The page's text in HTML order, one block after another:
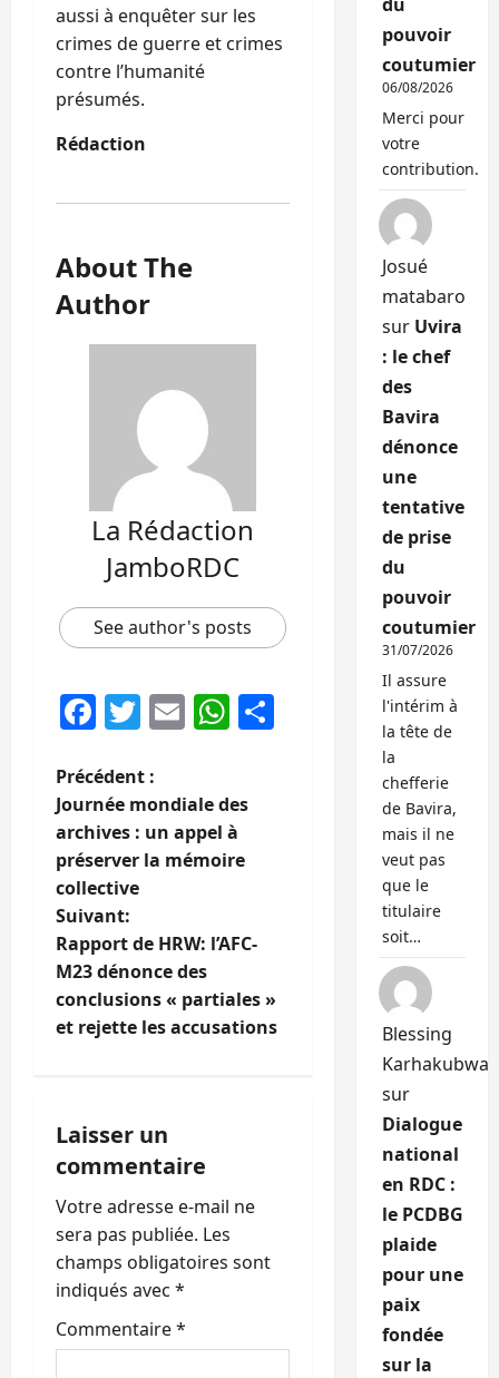
aussi à enquêter sur les
crimes de guerre et crimes
contre l’humanité
présumés.
Rédaction
About The
Author
La Rédaction
JamboRDC
See author's posts
Facebook
Twitter
EmailWhatsApp
Partager
N
a
v
i
g
a
o
n
d
’
a
Précédent :
Journée mondiale des
archives : un appel à
préserver la mémoire
collective
Suivant:
Rapport de HRW: l’AFC-
M23 dénonce des
conclusions « partiales »
et rejette les accusations
Laisser un
commentaire
Votre adresse e-mail ne
sera pas publiée. Les
champs obligatoires sont
indiqués avec *
Commentaire*
pouvoir
coutumier
06/08/2026
Merci pour
votre
contribution.
Josué
matabaro
sur Uvira
: le chef
des
Bavira
dénonce
une
tentative
de prise
du
pouvoir
coutumier
31/07/2026
Il assure
l'intérim à
la tête de
la
chefferie
de Bavira,
mais il ne
veut pas
que le
titulaire
soit…
Blessing
Karhakubwa
sur
Dialogue
national
en RDC :
le PCDBG
plaide
pour une
paix
fondée
sur la